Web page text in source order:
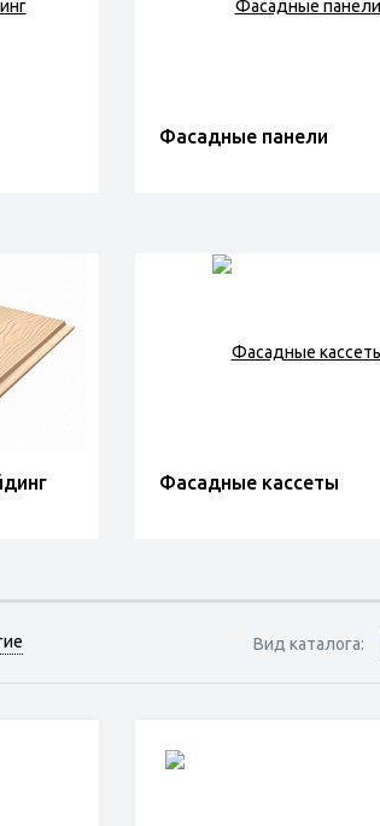
Фасадные панели
Фасадные кассеты
Вид каталога: